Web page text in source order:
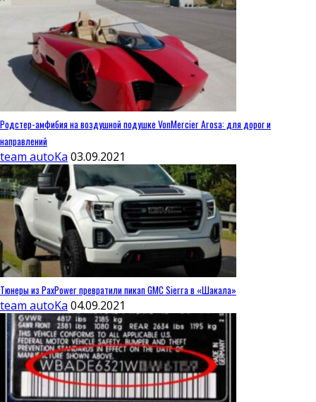
Родстер-амфибия на воздушной подушке VonMercier Arosa: для дорог и
направлений
team autoKa 03.09.2021
Тюнеры из PaxPower превратили пикап GMC Sierra в «Шакала»
team autoKa 04.09.2021